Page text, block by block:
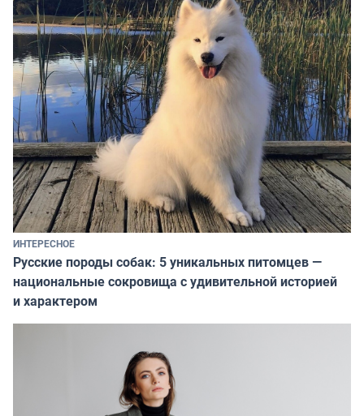
ИНТЕРЕСНОЕ
Русские породы собак: 5 уникальных питомцев —
национальные сокровища с удивительной историей
и характером